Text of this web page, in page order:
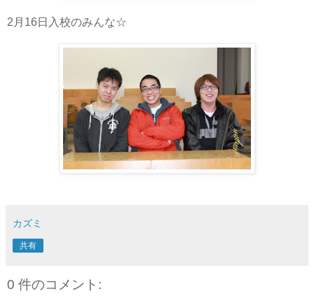
2月16日入校のみんな☆
カズミ
共有
0 件のコメント: